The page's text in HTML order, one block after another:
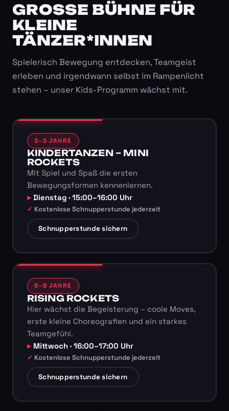
GROSSE BÜHNE FÜR K
LEINE T
ÄNZER*INNEN
Spielerisch Bewegung entdecken, Teamgeist
erleben und irgendwann selbst im Rampenlicht
stehen – unser Kids-Programm wächst mit.
3–5 JAHRE
KINDERTANZEN – MINI
ROCKETS
Mit Spiel und Spaß die ersten
Bewegungsformen kennenlernen.
Dienstag · 15:00–16:00 Uhr
Kostenlose Schnupperstunde jederzeit
Schnupperstunde sichern
6–8 JAHRE
RISING ROCKETS
Hier wächst die Begeisterung – coole Moves,
erste kleine Choreografien und ein starkes
Teamgefühl.
Mittwoch · 16:00–17:00 Uhr
Kostenlose Schnupperstunde jederzeit
Schnupperstunde sichern